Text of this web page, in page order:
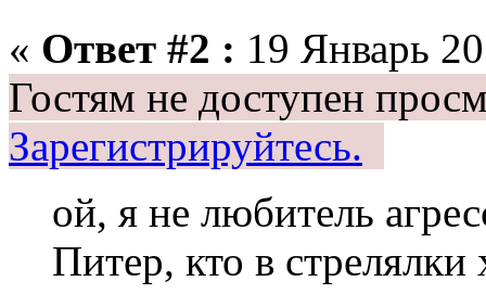
« Ответ #2 : 19 Январь
Гостям не доступен
Зарегистрируйтесь.
ой, я не любитель
Питер, кто в стрелялки